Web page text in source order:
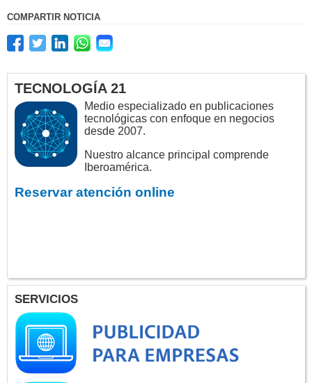
COMPARTIR NOTICIA
TECNOLOGÍA 21
Medio especializado en publicaciones
tecnológicas con enfoque en negocios
desde 2007.
Nuestro alcance principal comprende
Iberoamérica.
Reservar atención online
SERVICIOS